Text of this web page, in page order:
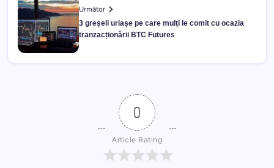
Următor
3 greșeli uriașe pe care mulți le comit cu ocazia
tranzacționării BTC Futures
0
Article Rating